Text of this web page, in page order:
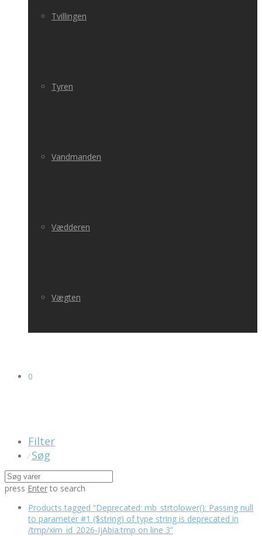
Tvillingen
Tyren
Vandmanden
Vædderen
Vægten
0
Filter
⁄ Søg
press Enter to search
Products tagged “Deprecated: mb_strtolower(): Passing null
to parameter #1 ($string) of type string is deprecated in
/tmp/xim_id_2026-IjAbia.tmp on line 3”